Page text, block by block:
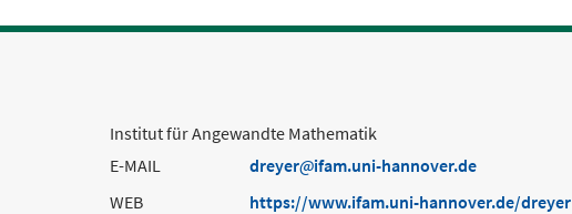
Institut für Angewandte Mathematik
E-MAIL
dreyer
ifam.uni-hannover.de
WEB
https://www.ifam.uni-hannover.de/dreyer